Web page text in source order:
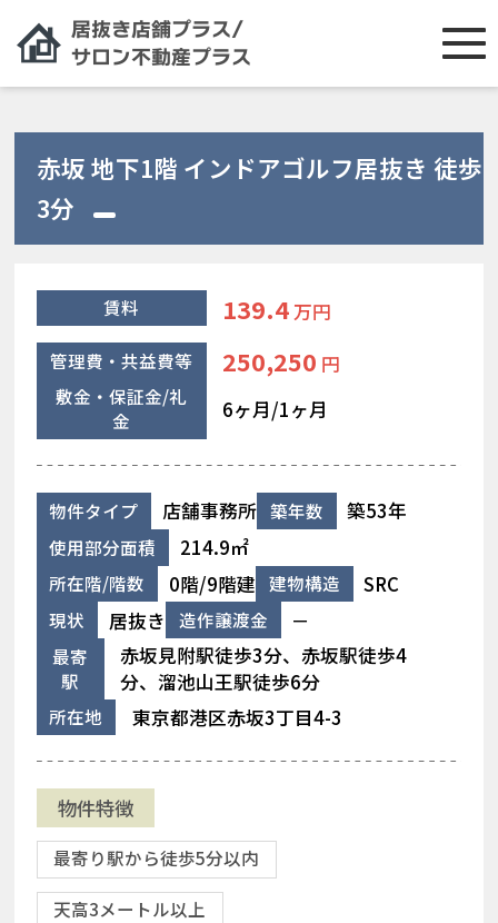
赤坂 地下1階 インドアゴルフ居抜き 徒歩
3分
賃料 139.4 万円
管理費・共益費等 250,250 円
敷金・保証金/礼
金
6ヶ月/1ヶ月
物件タイプ 店舗事務所 築年数 築53年
使用部分面積 214.9㎡
所在階/階数 0階/9階建 建物構造 SRC
現状 居抜き 造作譲渡金 －
最寄
駅
赤坂見附駅徒歩3分、赤坂駅徒歩4
分、溜池山王駅徒歩6分
所在地 東京都港区赤坂3丁目4-3
物件特徴
最寄り駅から徒歩5分以内
天高3メートル以上